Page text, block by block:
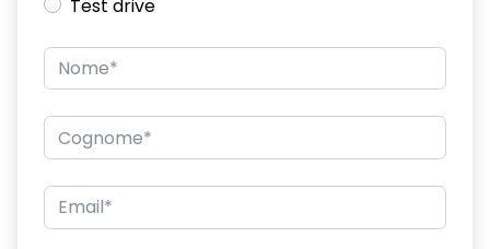
compatibilità 2G/3G o 4G/5G a seconda del veicolo
emergency lane keep assist assistenza d'emergenza al
mantenimento della corsia
fari full LED adaptative vision, con funzione fendinebbia
integrata
freno di stazionamento elettrico con funzione Auto-Hold
hands-free card per apertura/chiusura porte e avviamento
Test drive